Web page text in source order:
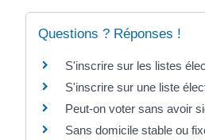
Questions ? Réponses !
S'inscrire sur les listes
S'inscrire sur une liste
Peut-on voter sans avoir
Sans domicile stable ou